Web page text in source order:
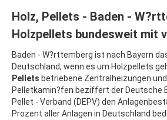
Holz, Pellets - Baden -
Holzpellets bundesweit mit
Baden - W?rttemberg ist nach Bayern
Deutschland, wenn es um Holzpellets
Pellets betriebene Zentralheizungen
Pelletkamin?fen beziffert der Deutsche
Pellet - Verband (DEPV) den
Prozent aller Anlagen in Deutschland